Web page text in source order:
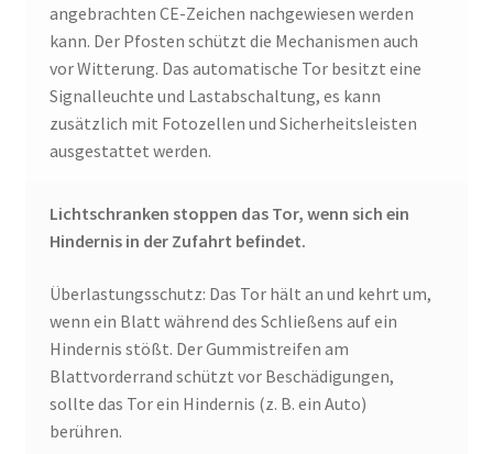
angebrachten CE-Zeichen nachgewiesen werden
kann. Der Pfosten schützt die Mechanismen auch
vor Witterung. Das automatische Tor besitzt eine
Signalleuchte und Lastabschaltung, es kann
zusätzlich mit Fotozellen und Sicherheitsleisten
ausgestattet werden.
Lichtschranken stoppen das Tor, wenn sich ein
Hindernis in der Zufahrt befindet.
Überlastungsschutz: Das Tor hält an und kehrt um,
wenn ein Blatt während des Schließens auf ein
Hindernis stößt. Der Gummistreifen am
Blattvorderrand schützt vor Beschädigungen,
sollte das Tor ein Hindernis (z. B. ein Auto)
berühren.